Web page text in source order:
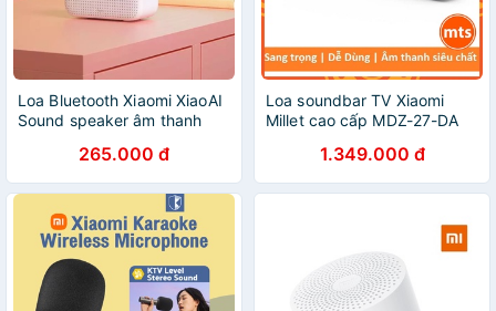
Loa Bluetooth Xiaomi XiaoAI
Sound speaker âm thanh
265.000 đ
Loa soundbar TV Xiaomi
Millet cao cấp MDZ-27-DA
1.349.000 đ